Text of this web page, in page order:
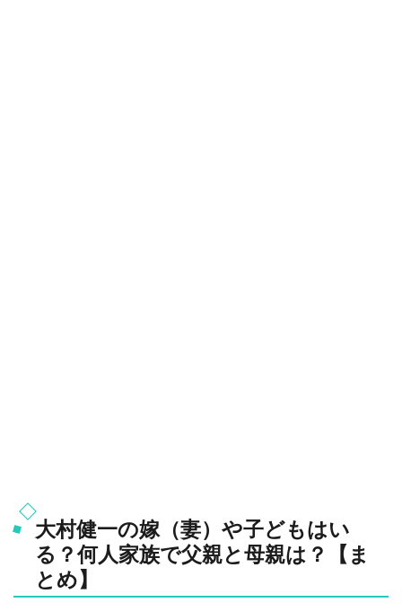
大村健一の嫁（妻）や子どもはい
る？何人家族で父親と母親は？【ま
とめ】